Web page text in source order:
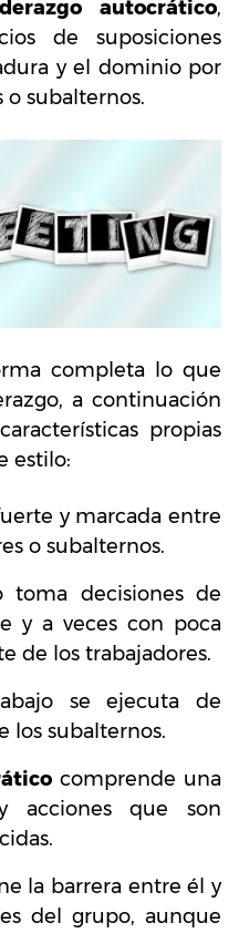
autocrático,
de suposiciones
y el dominio por
o subalternos.
completa lo que
a continuación
propias
estilo:
y marcada entre
o subalternos.
toma decisiones de
y a veces con poca
de los trabajadores.
se ejecuta de
los subalternos.
comprende una
acciones que son
la barrera entre él y
del grupo, aunque